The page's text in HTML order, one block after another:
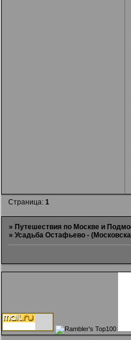
Страница:1
» Путешествия по Москве и
»Усадьба Остафьево -